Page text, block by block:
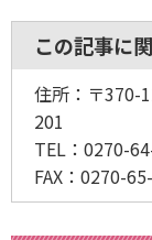
この記事に
住所：〒370-
201
TEL：0270-
FAX：0270-